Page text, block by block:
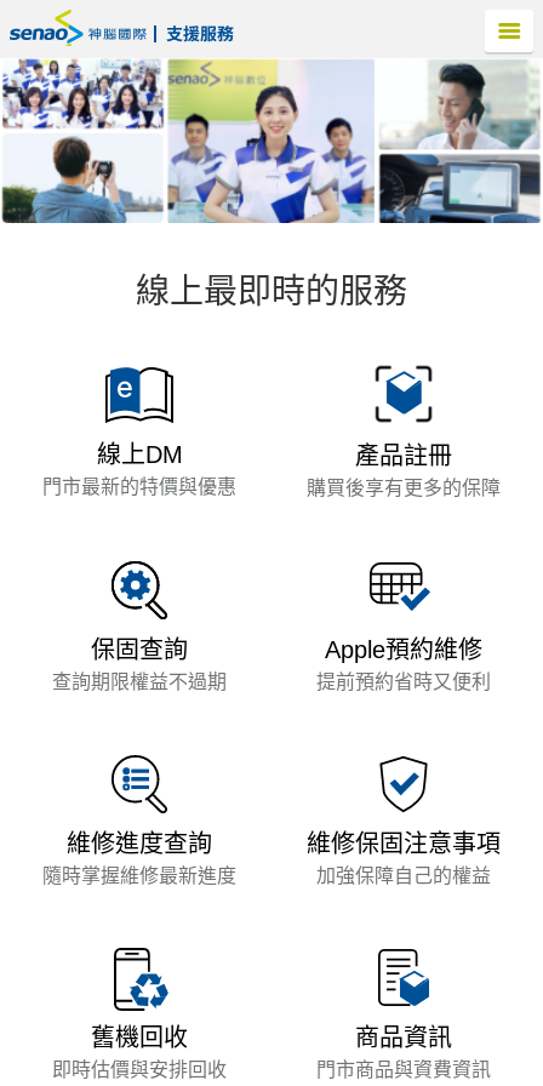
線上最即時的服務
線上DM
門市最新的特價與優惠
產品註冊
購買後享有更多的保障
保固查詢
查詢期限權益不過期
Apple預約維修
提前預約省時又便利
維修進度查詢
隨時掌握維修最新進度
維修保固注意事項
加強保障自己的權益
舊機回收
即時估價與安排回收
商品資訊
門市商品與資費資訊